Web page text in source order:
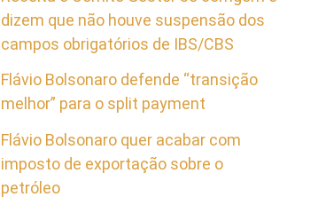
dizem que não houve suspensão dos
campos obrigatórios de IBS/CBS
Flávio Bolsonaro defende “transição
melhor” para o split payment
Flávio Bolsonaro quer acabar com
imposto de exportação sobre o
petróleo